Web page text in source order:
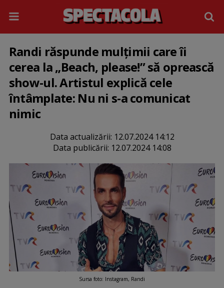
Randi răspunde mulțimii care îi
cerea la „Beach, please!” să oprească
show-ul. Artistul explică cele
întâmplate: Nu ni s-a comunicat
nimic
Data actualizării: 12.07.2024 14:12
Data publicării: 12.07.2024 14:08
Sursa foto: Instagram, Randi